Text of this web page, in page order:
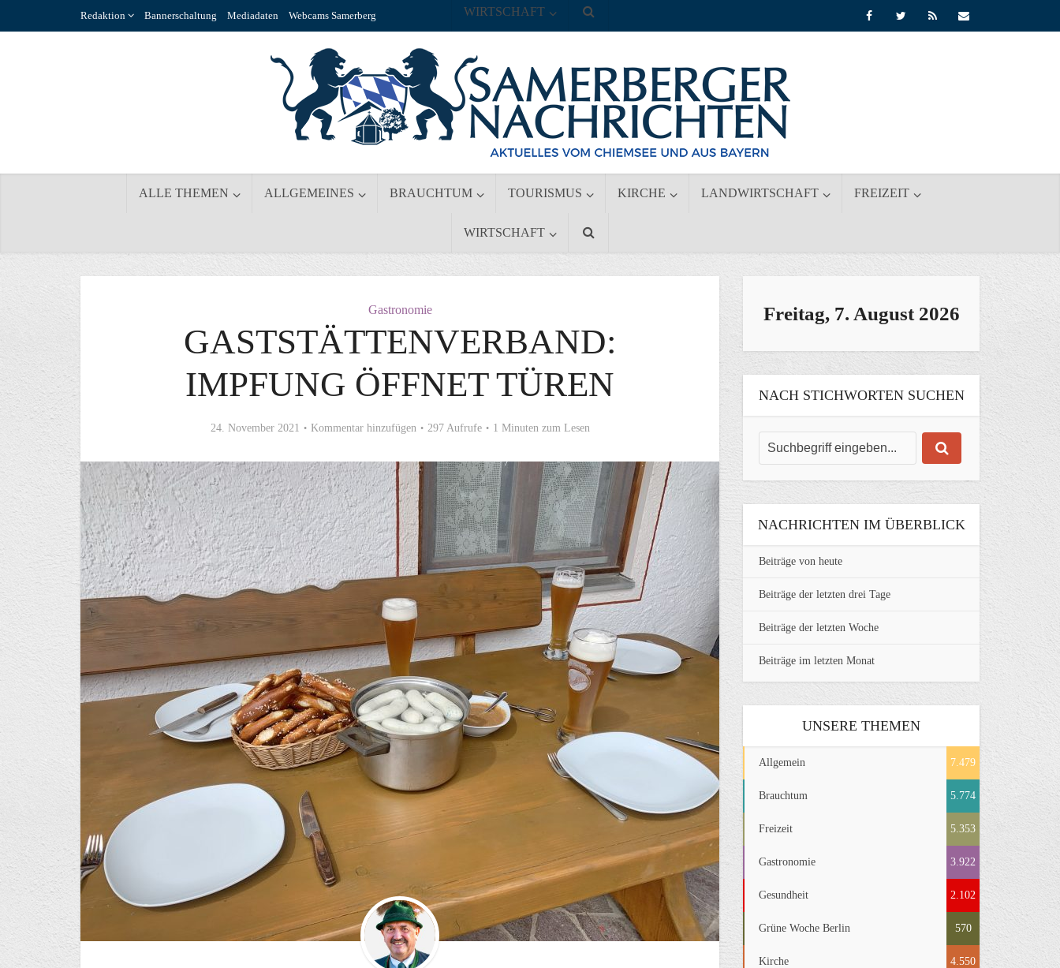
Redaktion Bannerschaltung Mediadaten Webcams Samerberg
ALLE THEMEN ALLGEMEINES BRAUCHTUM TOURISMUS KIRCHE LANDWIRTSCHAFT FREIZEIT
WIRTSCHAFT
WIRTSCHAFT
Gastronomie
GASTSTÄTTENVERBAND:
IMPFUNG ÖFFNET TÜREN
24. November 2021 Kommentar hinzufügen 297 Aufrufe 1 Minuten zum Lesen
Freitag, 7. August 2026
NACH STICHWORTEN SUCHEN
NACHRICHTEN IM ÜBERBLICK
Beiträge von heute
Beiträge der letzten drei Tage
Beiträge der letzten Woche
Beiträge im letzten Monat
UNSERE THEMEN
Allgemein 7.479
Brauchtum 5.774
Freizeit 5.353
Gastronomie 3.922
Gesundheit 2.102
Grüne Woche Berlin 570
Kirche 4.550